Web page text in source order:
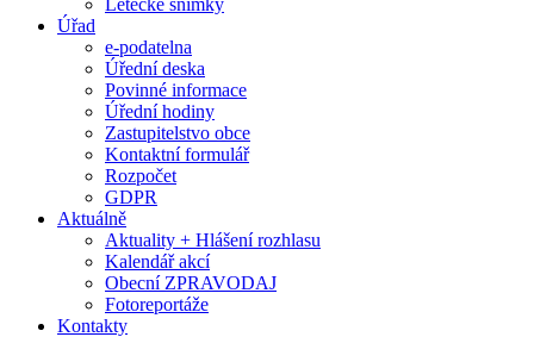
Letecké snímky
Úřad
e-podatelna
Úřední deska
Povinné informace
Úřední hodiny
Zastupitelstvo obce
Kontaktní formulář
Rozpočet
GDPR
Aktuálně
Aktuality + Hlášení rozhlasu
Kalendář akcí
Obecní ZPRAVODAJ
Fotoreportáže
Kontakty